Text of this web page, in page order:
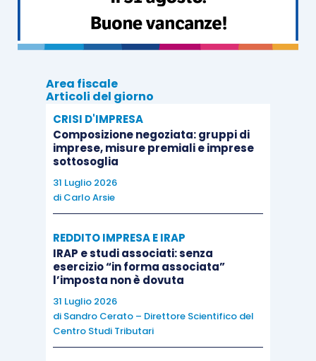
Area fiscale
Articoli del giorno
CRISI D'IMPRESA
Composizione negoziata: gruppi di
imprese, misure premiali e imprese
sottosoglia
31 Luglio 2026
di Carlo Arsie
REDDITO IMPRESA E IRAP
IRAP e studi associati: senza
esercizio “in forma associata”
l’imposta non è dovuta
31 Luglio 2026
di Sandro Cerato – Direttore Scientifico del
Centro Studi Tributari